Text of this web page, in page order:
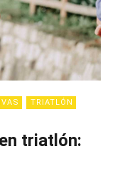
TRIATLÓN
triatlón: